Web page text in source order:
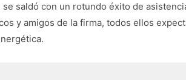
se saldó con un rotundo éxito de
y amigos de la firma, todos ellos